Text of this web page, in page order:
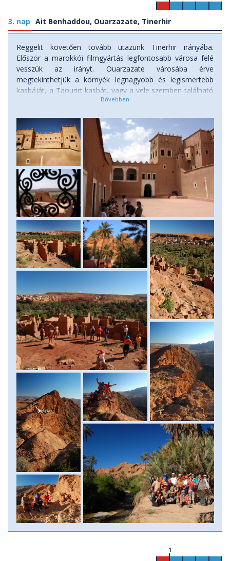
3. nap Ait Benhaddou, Ouarzazate, Tinerhir
Reggelit követően tovább utazunk Tinerhir irányába.
Először a marokkói filmgyártás legfontosabb városa felé
vesszük az irányt. Ouarzazate városába érve
megtekinthetjük a környék legnagyobb és legismertebb
kasbáját, a Taourirt kasbát, vagy a vele szemben található
helyi Filmmúzeumban ismerkedhetünk az itt forgatott
az „ezer kasba” útján indulunk tovább, útközben pompás,
de nagyrészt már romos erődök, rózsaligetek és oázisok
mentén haladunk tovább a már egyre inkább megszokottá
váló, túlnyomórészt kősivatagos tájon. A kora délutáni
órákban érkezünk Tinerhir városába. A Todra-folyó partján
fekvő városka a környék egyik legszebb oázisa, melynek
több tízezer datolyapálmája, a patakpart gondosan művelt
kertjei döbbenetes kontrasztot képeznek az egyébiránt oly
jellemző kopársággal szemben. Szállásunk elfoglalása és
pihenés után rövid túrára indulunk a vörös sziklafalak
lábánál fekvő, elhagyott, félig romba dőlt vályog-városba
és az alatta elterülő datolyaligetbe. Szállásunkra
megérkezve egy ízletes vacsorával zárhatjuk a napot.
Szállás: szálloda, ellátás: reggeli.
1